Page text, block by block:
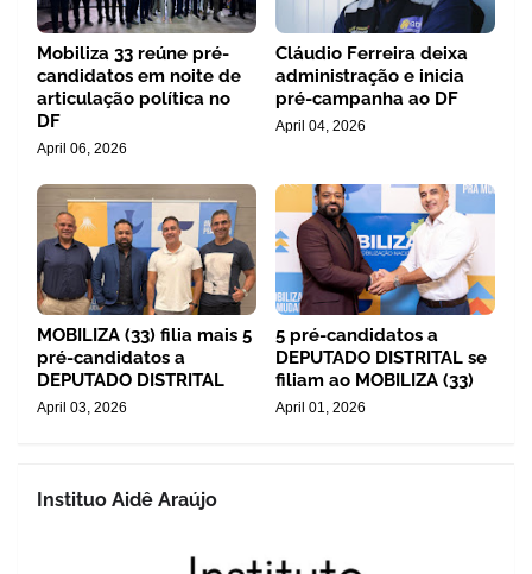
Mobiliza 33 reúne pré-
candidatos em noite de
articulação política no
DF
April 06, 2026
Cláudio Ferreira deixa
administração e inicia
pré-campanha ao DF
April 04, 2026
MOBILIZA (33) filia mais 5
pré-candidatos a
DEPUTADO DISTRITAL
April 03, 2026
5 pré-candidatos a
DEPUTADO DISTRITAL se
filiam ao MOBILIZA (33)
April 01, 2026
Instituo Aidê Araújo